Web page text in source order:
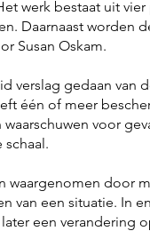
werk bestaat uit
Daarnaast worden
Susan Oskam.
verslag gedaan van
één of meer
voor
waargenomen door
van een situatie. In
een verandering